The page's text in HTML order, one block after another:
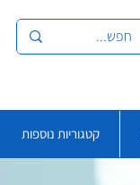
קטגוריות נוספות